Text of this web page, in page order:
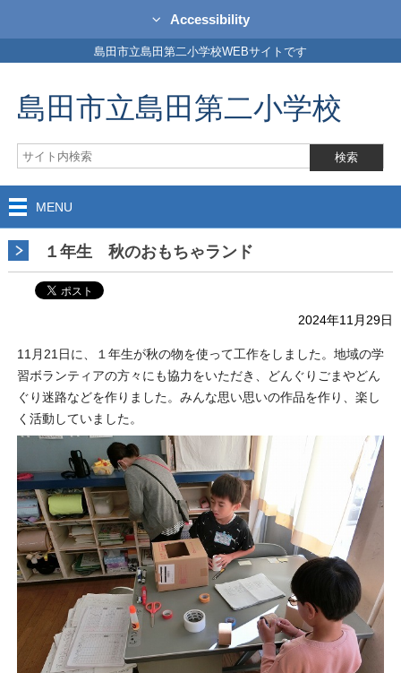
Accessibility
島田市立島田第二小学校WEBサイトです
島田市立島田第二小学校
MENU
１年生 秋のおもちゃランド
2024年11月29日
11月21日に、１年生が秋の物を使って工作をしました。地域の学
習ボランティアの方々にも協力をいただき、どんぐりごまやどん
ぐり迷路などを作りました。みんな思い思いの作品を作り、楽し
く活動していました。